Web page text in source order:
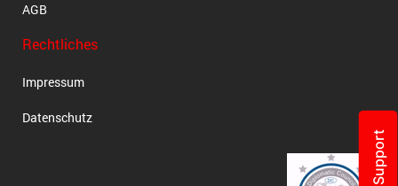
AGB
Rechtliches
Impressum
Datenschutz
Support